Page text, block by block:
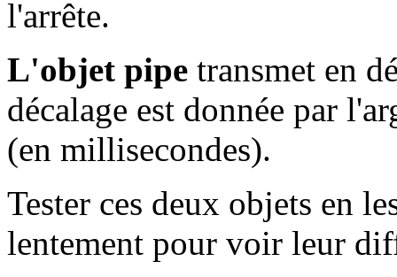
l'arrête.
L'objet pipe transmet en
décalage est donnée par
(en millisecondes).
Tester ces deux objets en
lentement pour voir leur